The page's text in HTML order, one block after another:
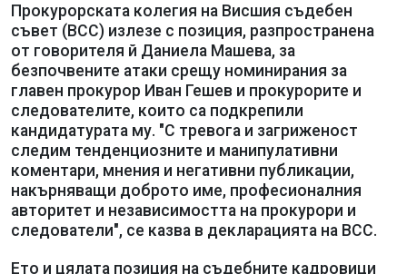
Прокурорската колегия на Висшия съдебен
съвет (ВСС) излезе с позиция, разпространена
от говорителя й Даниела Машева, за
безпочвените атаки срещу номинирания за
главен прокурор Иван Гешев и прокурорите и
следователите, които са подкрепили
кандидатурата му. "С тревога и загриженост
следим тенденциозните и манипулативни
коментари, мнения и негативни публикации,
накърняващи доброто име, професионалния
авторитет и независимостта на прокурори и
следователи", се казва в декларацията на ВСС.
Ето и цялата позиция на съдебните кадровици